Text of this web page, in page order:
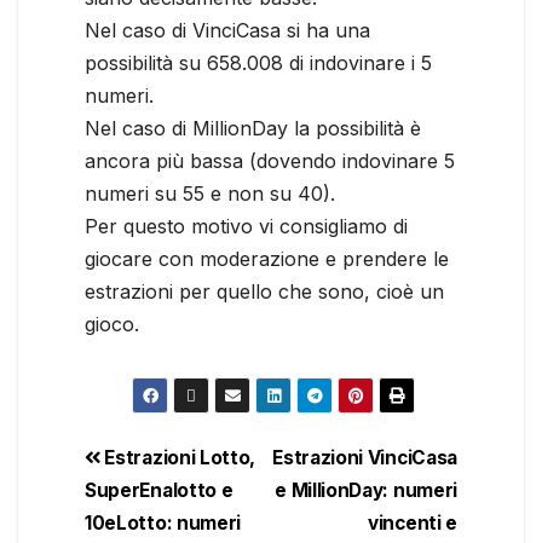
Nel caso di VinciCasa si ha una
possibilità su 658.008 di indovinare i 5
numeri.
Nel caso di MillionDay la possibilità è
ancora più bassa (dovendo indovinare 5
numeri su 55 e non su 40).
Per questo motivo vi consigliamo di
giocare con moderazione e prendere le
estrazioni per quello che sono, cioè un
gioco.
Estrazioni VinciCasa
e MillionDay: numeri
vincenti e
Estrazioni Lotto,
SuperEnalotto e
10eLotto: numeri